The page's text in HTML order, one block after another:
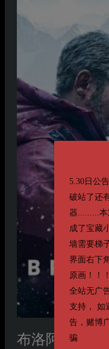
5.30日公
破站了还
器.........
成了宝藏
墙需要梯
界面右下
原画！！
全站无广
支持， 如
告，赌博
骗
布洛阿特峰之